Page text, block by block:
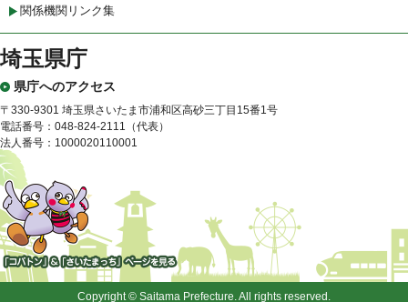
関係機関リンク集
埼玉県庁
県庁へのアクセス
〒330-9301 埼玉県さいたま市浦和区高砂三丁目15番1号
電話番号：048-824-2111（代表）
法人番号：1000020110001
「コバトン」&「さいたまっ
Copyright © Saitama Prefecture. All rights reserved.